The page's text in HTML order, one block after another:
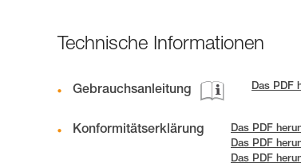
Technische Informationen
Gebrauchsanleitung Das PDF
Konformitätserklärung
Das PDF
Das PDF
Das PDF